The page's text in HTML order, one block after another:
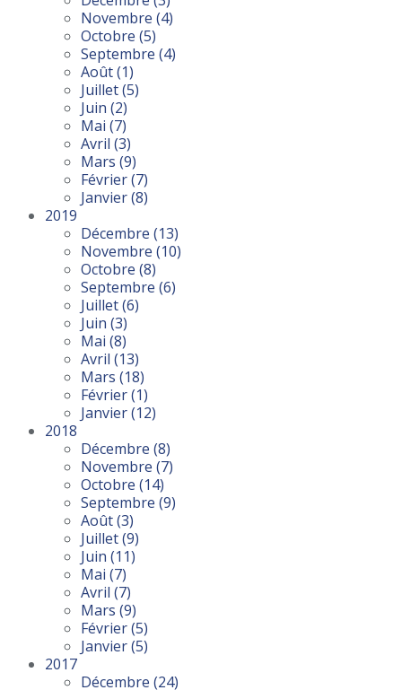
Novembre (4)
Octobre (5)
Septembre (4)
Août(1)
Juillet(5)
Juin (2)
Mai (7)
Avril (3)
Mars (9)
Février(7)
Janvier(8)
2019
Décembre (13)
Novembre (10)
Octobre (8)
Septembre (6)
Juillet(6)
Juin (3)
Mai (8)
Avril (13)
Mars (18)
Février(1)
Janvier(12)
2018
Décembre (8)
Novembre (7)
Octobre (14)
Septembre (9)
Août(3)
Juillet(9)
Juin (11)
Mai (7)
Avril (7)
Mars (9)
Février(5)
Janvier(5)
2017
Décembre (24)